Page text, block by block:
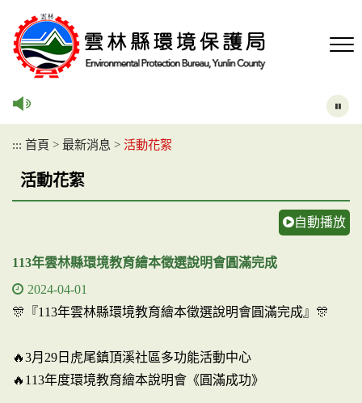
::: 首頁 > 最新消息 > 活動花絮
活動花絮
自動播放
113年雲林縣環境教育繪本徵選說明會圓滿完成
2024-04-01
🎊『113年雲林縣環境教育繪本徵選說明會圓滿完成』🎊
🔥3月29日虎尾鎮頂溪社區多功能活動中心
🔥113年度環境教育繪本說明會《圓滿成功》